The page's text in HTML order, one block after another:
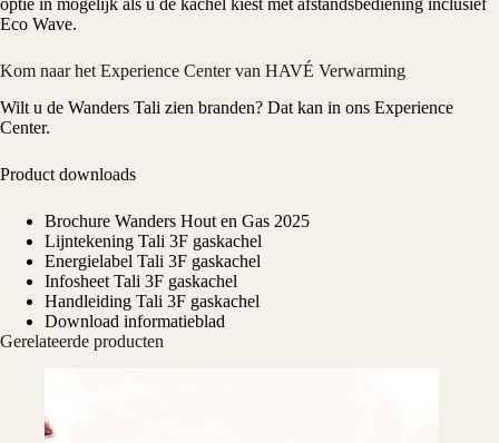
optie in mogelijk als u de kachel kiest met afstandsbediening inclusief
Eco Wave.
Kom naar het Experience Center van HAVÉ Verwarming
Wilt u de Wanders Tali zien branden? Dat kan in ons Experience
Center.
Product downloads
Brochure Wanders Hout en Gas 2025
Lijntekening Tali 3F gaskachel
Energielabel Tali 3F gaskachel
Infosheet Tali 3F gaskachel
Handleiding Tali 3F gaskachel
Download informatieblad
Gerelateerde producten